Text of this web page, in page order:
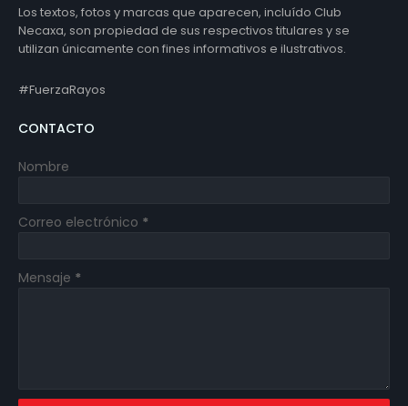
Los textos, fotos y marcas que aparecen, incluído Club
Necaxa, son propiedad de sus respectivos titulares y se
utilizan únicamente con fines informativos e ilustrativos.
#FuerzaRayos
CONTACTO
Nombre
Correo electrónico *
Mensaje *